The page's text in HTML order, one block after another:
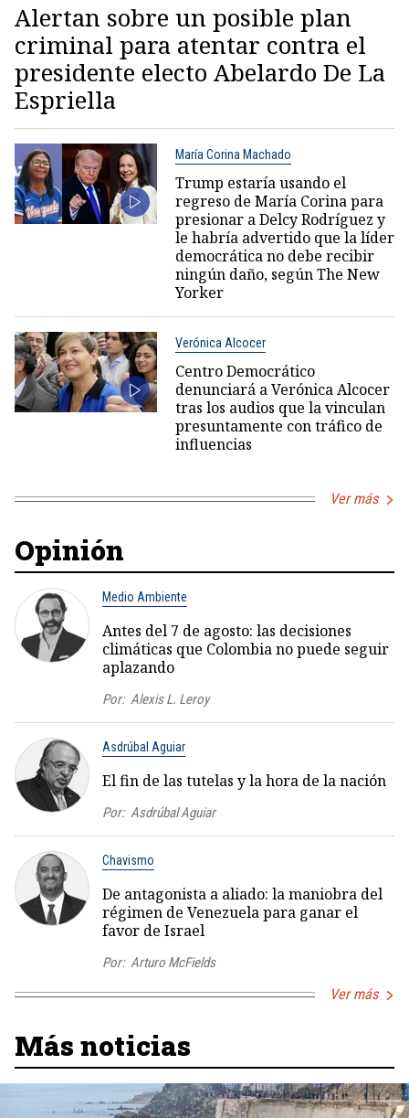
Alertan sobre un posible plan
criminal para atentar contra el
presidente electo Abelardo De La
Espriella
María Corina Machado
Trump estaría usando el
regreso de María Corina para
presionar a Delcy Rodríguez y
le habría advertido que la líder
democrática no debe recibir
ningún daño, según The New
Yorker
Verónica Alcocer
Centro Democrático
denunciará a Verónica Alcocer
tras los audios que la vinculan
presuntamente con tráfico de
influencias
Ver más
Opinión
Medio Ambiente
Antes del 7 de agosto: las decisiones
climáticas que Colombia no puede seguir
aplazando
Por: Alexis L. Leroy
Asdrúbal Aguiar
El fin de las tutelas y la hora de la nación
Por: Asdrúbal Aguiar
Chavismo
De antagonista a aliado: la maniobra del
régimen de Venezuela para ganar el
favor de Israel
Por: Arturo McFields
Ver más
Más noticias